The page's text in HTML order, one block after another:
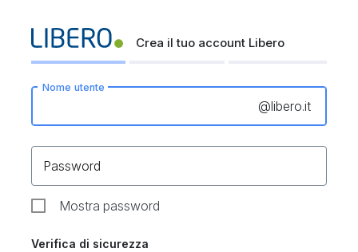
Crea il tuo account Libero
Nome utente
@libero.it
Password
Mostra password
Verifica di sicurezza